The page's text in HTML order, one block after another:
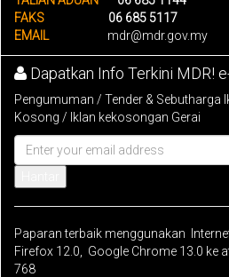
FAKS
06 685 5117
EMAIL
mdr@mdr.gov.my
Dapatkan Info Terkini MDR!
Pengumuman / Tender & Sebutharga
Kosong / Iklan kekosongan Gerai
Paparan terbaik menggunakan
Firefox 12.0, Google Chrome 13.0 ke
768